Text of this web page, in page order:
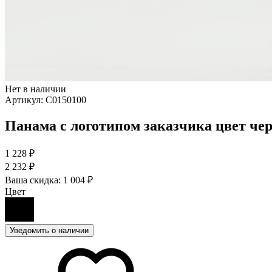
Нет в наличии
Артикул: C0150100
Панама с логотипом заказчика цвет
1 228 ₽
2 232 ₽
Ваша скидка: 1 004 ₽
Цвет
Уведомить о наличии